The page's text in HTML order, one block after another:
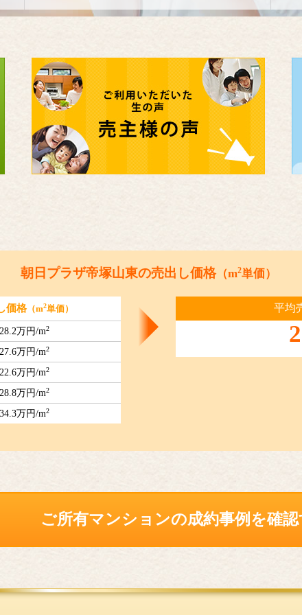
朝日プラザ帝塚山東の売出し価格（m2単価）
価格（m2単価）
28.2万円/m2
27.6万円/m2
22.6万円/m2
28.8万円/m2
34.3万円/m2
平均
ご所有マンションの成約事例を確